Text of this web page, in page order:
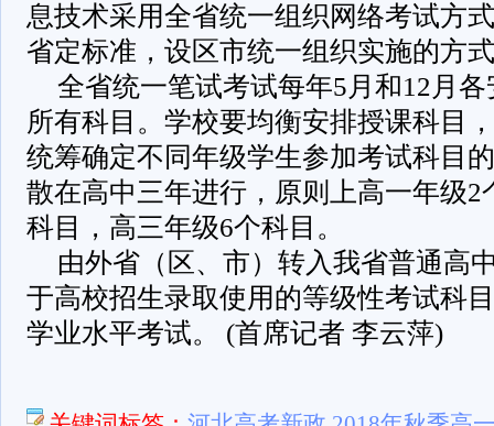
息技术采用全省统一组织网络考试方
省定标准，设区市统一组织实施的方
全省统一笔试考试每年5月和12月
所有科目。学校要均衡安排授课科目
统筹确定不同年级学生参加考试科目
散在高中三年进行，原则上高一年级2
科目，高三年级6个科目。
由外省（区、市）转入我省普通高
于高校招生录取使用的等级性考试科
学业水平考试。 (首席记者 李云萍)